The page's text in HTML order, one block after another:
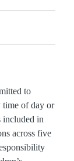
to
time of day or
included in
across five